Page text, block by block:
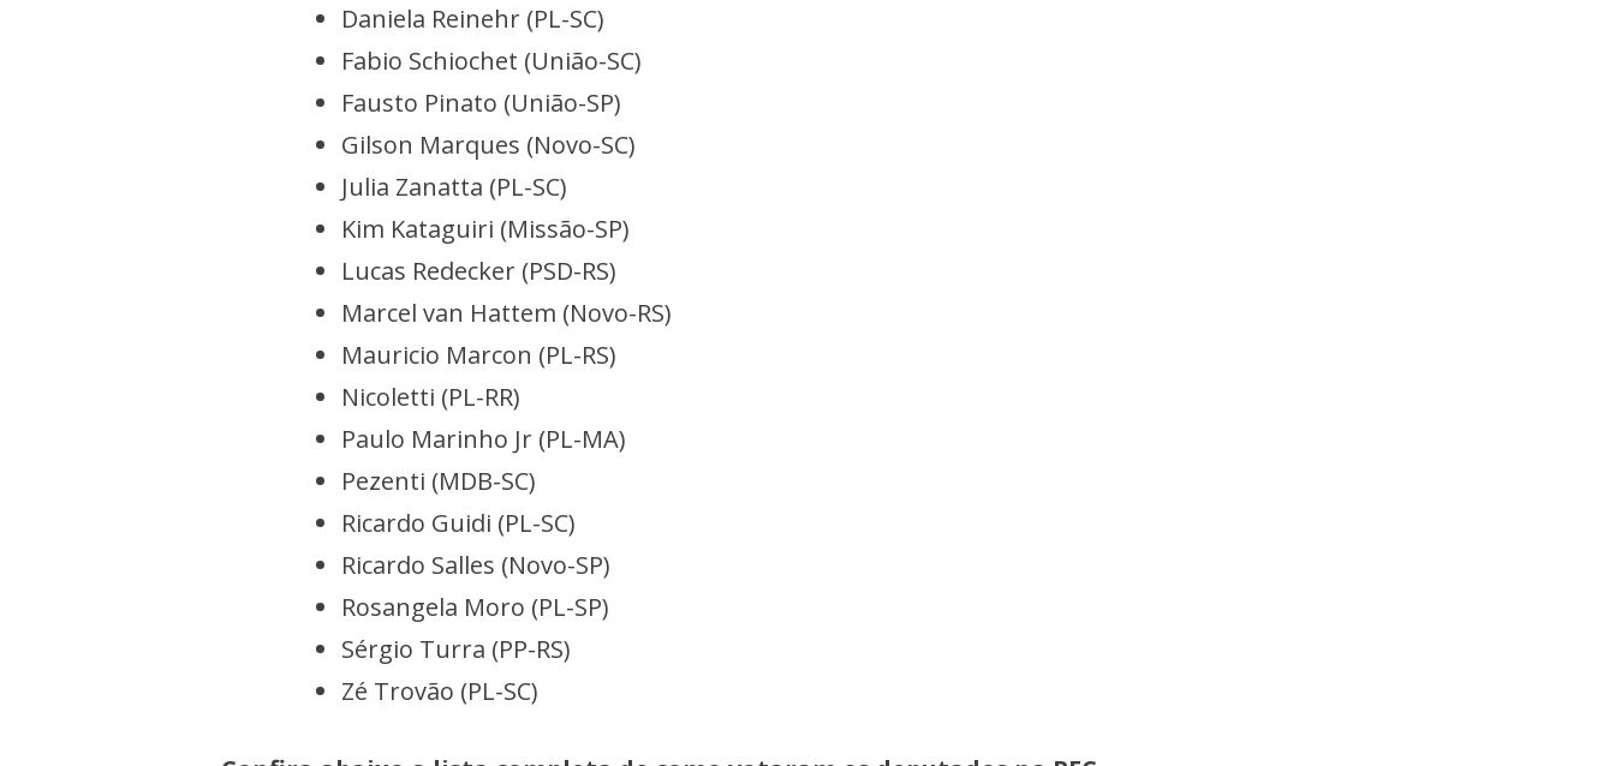
Daniela Reinehr (PL-SC)
Fabio Schiochet (União-SC)
Fausto Pinato (União-SP)
Gilson Marques (Novo-SC)
Julia Zanatta (PL-SC)
Kim Kataguiri (Missão-SP)
Lucas Redecker (PSD-RS)
Marcel van Hattem (Novo-RS)
Mauricio Marcon (PL-RS)
Nicoletti (PL-RR)
Paulo Marinho Jr (PL-MA)
Pezenti (MDB-SC)
Ricardo Guidi (PL-SC)
Ricardo Salles (Novo-SP)
Rosangela Moro (PL-SP)
Sérgio Turra (PP-RS)
Zé Trovão (PL-SC)